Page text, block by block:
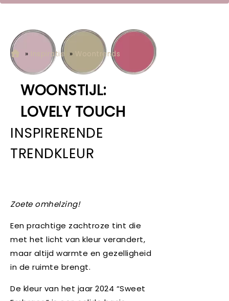
» Inspiratie » Woontrends
WOONSTIJL:
LOVELY TOUCH
INSPIRERENDE
TRENDKLEUR
Zoete omhelzing!
Een prachtige zachtroze tint die
met het licht van kleur verandert,
maar altijd warmte en gezelligheid
in de ruimte brengt.
De kleur van het jaar 2024 “Sweet